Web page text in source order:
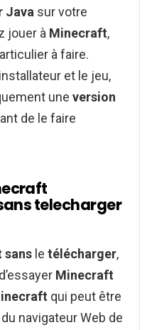
Java sur votre
jouer à Minecraft,
à faire.
et le jeu,
une version
de le faire
telecharger
sans le télécharger,
Minecraft
qui peut être
navigateur Web de